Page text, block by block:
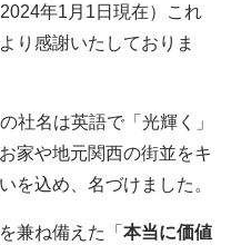
年1月1日現在）これ
り感謝いたしておりま
社名は英語で「光輝く」
家や地元関西の街並をキ
を込め、名づけました。
兼ね備えた「本当に価値